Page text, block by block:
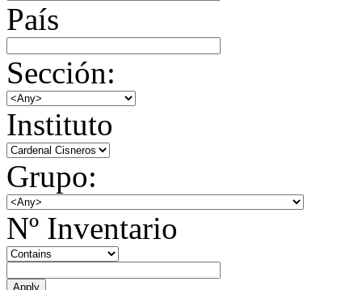
País
Sección:
Instituto
Grupo:
Nº Inventario